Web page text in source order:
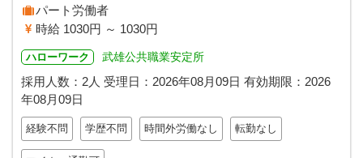
パート労働者
時給 1030円 ～ 1030円
ハローワーク 武雄公共職業安定所
採用人数：2人 受理日： 2026年08月09日 有効期限： 2026
年08月09日
経験不問 学歴不問 時間外労働なし 転勤なし